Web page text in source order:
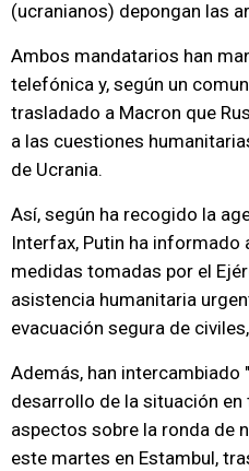
(ucranianos) depongan las
Ambos mandatarios han
telefónica y, según un
trasladado a Macron que
a las cuestiones
de Ucrania.
Así, según ha recogido la
Interfax, Putin ha informado
medidas tomadas por el
asistencia humanitaria
evacuación segura de
Además, han intercambiado
desarrollo de la situación en
aspectos sobre la ronda de
este martes en Estambul,